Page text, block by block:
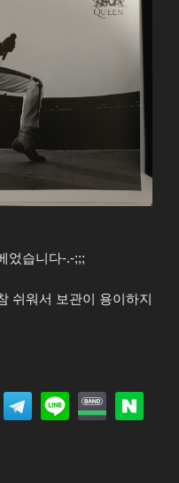
었습니다-.-;;;
쉬워서 보관이 용이하지